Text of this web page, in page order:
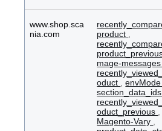
www.shop.sca
nia.com
product
mage-messages
oduct
,envMode
section_data_ids
oduct_previous
Magento-Vary